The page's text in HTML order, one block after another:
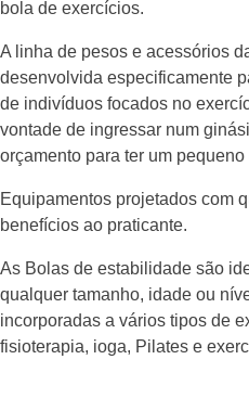
bola de exercícios.
A linha de pesos e acessórios
desenvolvida especificamente
de indivíduos focados no
vontade de ingressar num
orçamento para ter um
Equipamentos projetados com
benefícios ao praticante.
As Bolas de estabilidade são
qualquer tamanho, idade ou
incorporadas a vários tipos de
fisioterapia, ioga, Pilates e